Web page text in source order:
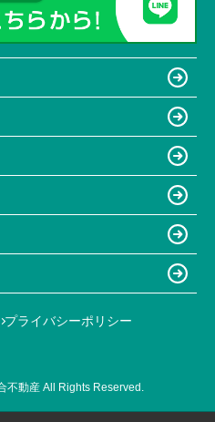
プライバシーポリシー
不動産 All Rights Reserved.